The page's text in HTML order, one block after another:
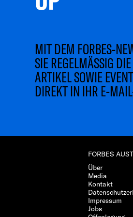
MIT DEM FORBES-
SIE REGELMÄSSIG
ARTIKEL SOWIE
DIREKT IN IHR E-
FORBES
Über
Media
Kontakt
Impressum
Jobs